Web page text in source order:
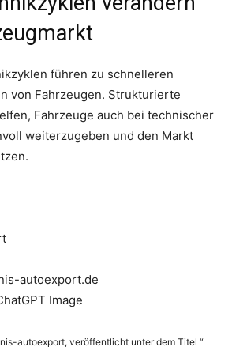
führen zu schnelleren
von Fahrzeugen. Strukturierte
Fahrzeuge auch bei technischer
weiterzugeben und den Markt
autoexport.de
Image
autoexport, veröffentlicht unter dem Titel “